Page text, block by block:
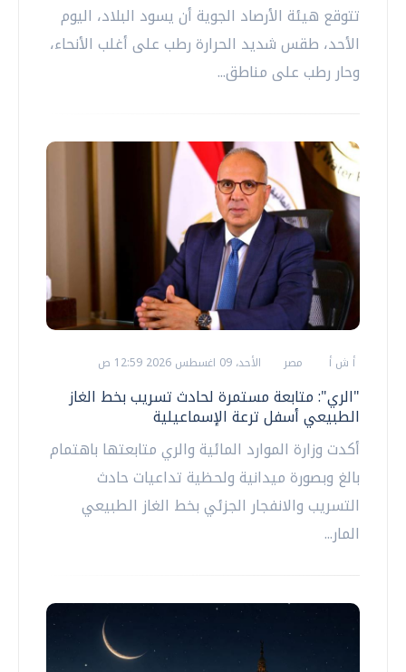
تتوقع هيئة الأرصاد الجوية أن يسود البلاد، اليوم
الأحد، طقس شديد الحرارة رطب على أغلب الأنحاء،
وحار رطب على مناطق...
أ ش أ مصر الأحد، 09 اغسطس 2026 12:59 ص
"الري": متابعة مستمرة لحادث تسريب بخط الغاز
الطبيعي أسفل ترعة الإسماعيلية
أكدت وزارة الموارد المائية والري متابعتها باهتمام
بالغ وبصورة ميدانية ولحظية تداعيات حادث
التسريب والانفجار الجزئي بخط الغاز الطبيعي
المار...